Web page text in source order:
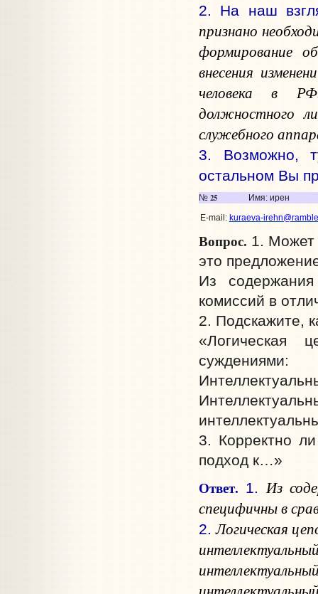
2. На наш
признано
формирование
внесения
человека в
должностного
служебного
3. Возможно,
остальном Вы
№25
Имя: ирен
E-mail: kuraeva-
Вопрос. 1. Может
это
Из содержания
комиссий в
2. Подскажите,
«Логическая
суждениями:
3. Корректно
подход к…»
Ответ. 1. Из
специфичны в
2.Логическая